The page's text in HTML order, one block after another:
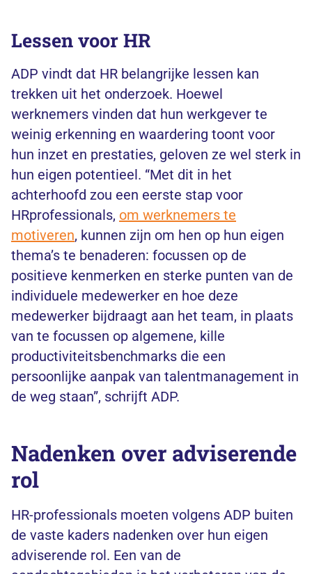
Lessen voor HR
ADP vindt dat HR belangrijke lessen kan
trekken uit het onderzoek. Hoewel
werknemers vinden dat hun werkgever te
weinig erkenning en waardering toont voor
hun inzet en prestaties, geloven ze wel sterk in
hun eigen potentieel. “Met dit in het
achterhoofd zou een eerste stap voor
HRprofessionals, om werknemers te
motiveren, kunnen zijn om hen op hun eigen
thema’s te benaderen: focussen op de
positieve kenmerken en sterke punten van de
individuele medewerker en hoe deze
medewerker bijdraagt aan het team, in plaats
van te focussen op algemene, kille
productiviteitsbenchmarks die een
persoonlijke aanpak van talentmanagement in
de weg staan”, schrijft ADP.
Nadenken over adviserende
rol
HR-professionals moeten volgens ADP buiten
de vaste kaders nadenken over hun eigen
adviserende rol. Een van de